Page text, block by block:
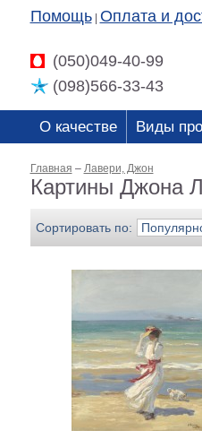
Помощь Оплата и
(050)049-40-99
(098)566-33-43
О качестве Виды
Главная – Лавери, Джон
Картины Джона
Сортировать по: